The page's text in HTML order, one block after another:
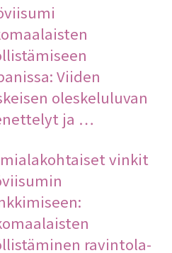
Viiden
oleskeluluvan
ja …
vinkit
ravintola-